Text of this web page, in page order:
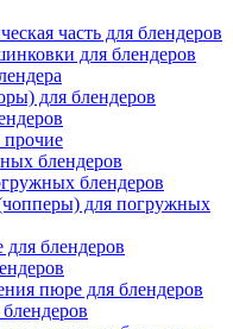
часть для блендеров
для блендеров
для блендеров
прочие
блендеров
блендеров
для погружных
блендеров
пюре для блендеров